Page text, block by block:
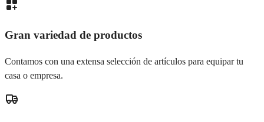
Gran variedad de productos
Contamos con una extensa selección de artículos para equipar tu
casa o empresa.